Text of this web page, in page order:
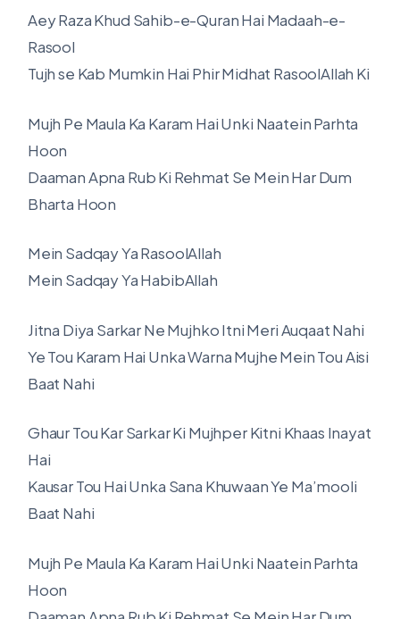
Aey Raza Khud Sahib-e-Quran Hai Madaah-e-
Rasool
Tujh se Kab Mumkin Hai Phir Midhat RasoolAllah Ki
Mujh Pe Maula Ka Karam Hai Unki Naatein Parhta
Hoon
Daaman Apna Rub Ki Rehmat Se Mein Har Dum
Bharta Hoon
Mein Sadqay Ya RasoolAllah
Mein Sadqay Ya HabibAllah
Jitna Diya Sarkar Ne Mujhko Itni Meri Auqaat Nahi
Ye Tou Karam Hai Unka Warna Mujhe Mein Tou Aisi
Baat Nahi
Ghaur Tou Kar Sarkar Ki Mujhper Kitni Khaas Inayat
Hai
Kausar Tou Hai Unka Sana Khuwaan Ye Ma’mooli
Baat Nahi
Mujh Pe Maula Ka Karam Hai Unki Naatein Parhta
Hoon